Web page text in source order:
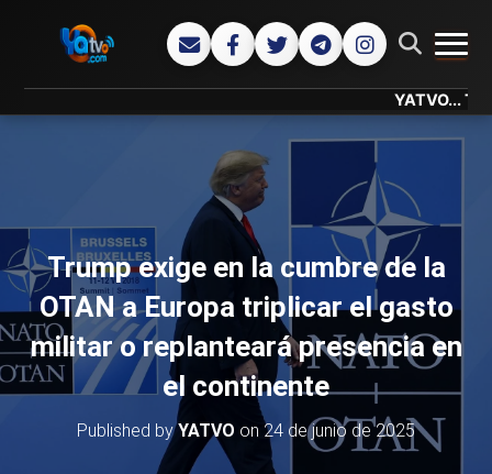
YATVO... Tu
Trump exige en la cumbre de la
OTAN a Europa triplicar el gasto
militar o replanteará presencia en
el continente
Published byYATVO on 24 de junio de 2025